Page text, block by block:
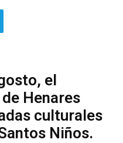
el
Henares
culturales
Niños.